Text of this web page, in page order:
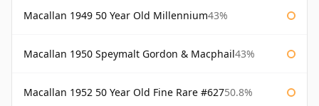
Macallan 1949 50 Year Old Millennium43%
Macallan 1950 Speymalt Gordon & Macphail43%
Macallan 1952 50 Year Old Fine Rare #62750.8%